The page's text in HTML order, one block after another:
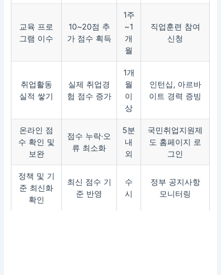
교육 프로
그램 이수
10~20점 추
가 점수 획득
1주
~1
개
월
직업훈련 참여
신청
취업활동
실적 쌓기
실제 취업경
험 점수 증가
1개
월
이
상
인턴십, 아르바
이트 경력 증빙
온라인 점
수 확인 및
보완
점수 누락·오
류 최소화
5분
내
외
국민취업지원제
도 홈페이지 로
그인
정책 및 기
준 최신화
확인
최신 점수 기
준 반영
수
시
정부 공지사항
모니터링